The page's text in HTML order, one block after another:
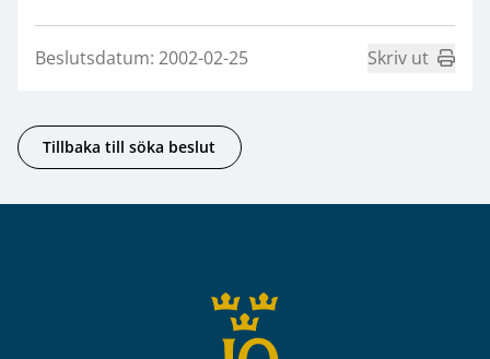
Beslutsdatum: 2002-02-25 Skriv ut
Tillbaka till söka beslut